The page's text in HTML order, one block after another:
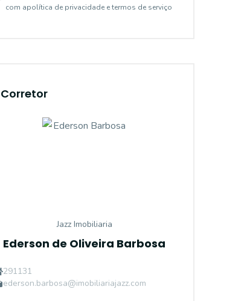
com apolítica de privacidade e termos de serviço
Corretor
Jazz Imobiliaria
Ederson de Oliveira Barbosa
291131
ederson.barbosa@imobiliariajazz.com